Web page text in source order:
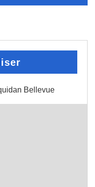
Bellevue